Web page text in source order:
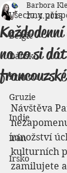
Všechny
Belgie
Dánsko
Francie
Gruzie
Indie
Írán
Irsko
na co si
Barbora
27. 4. 2015
Návštěva
množství
kulturních
zamilujete